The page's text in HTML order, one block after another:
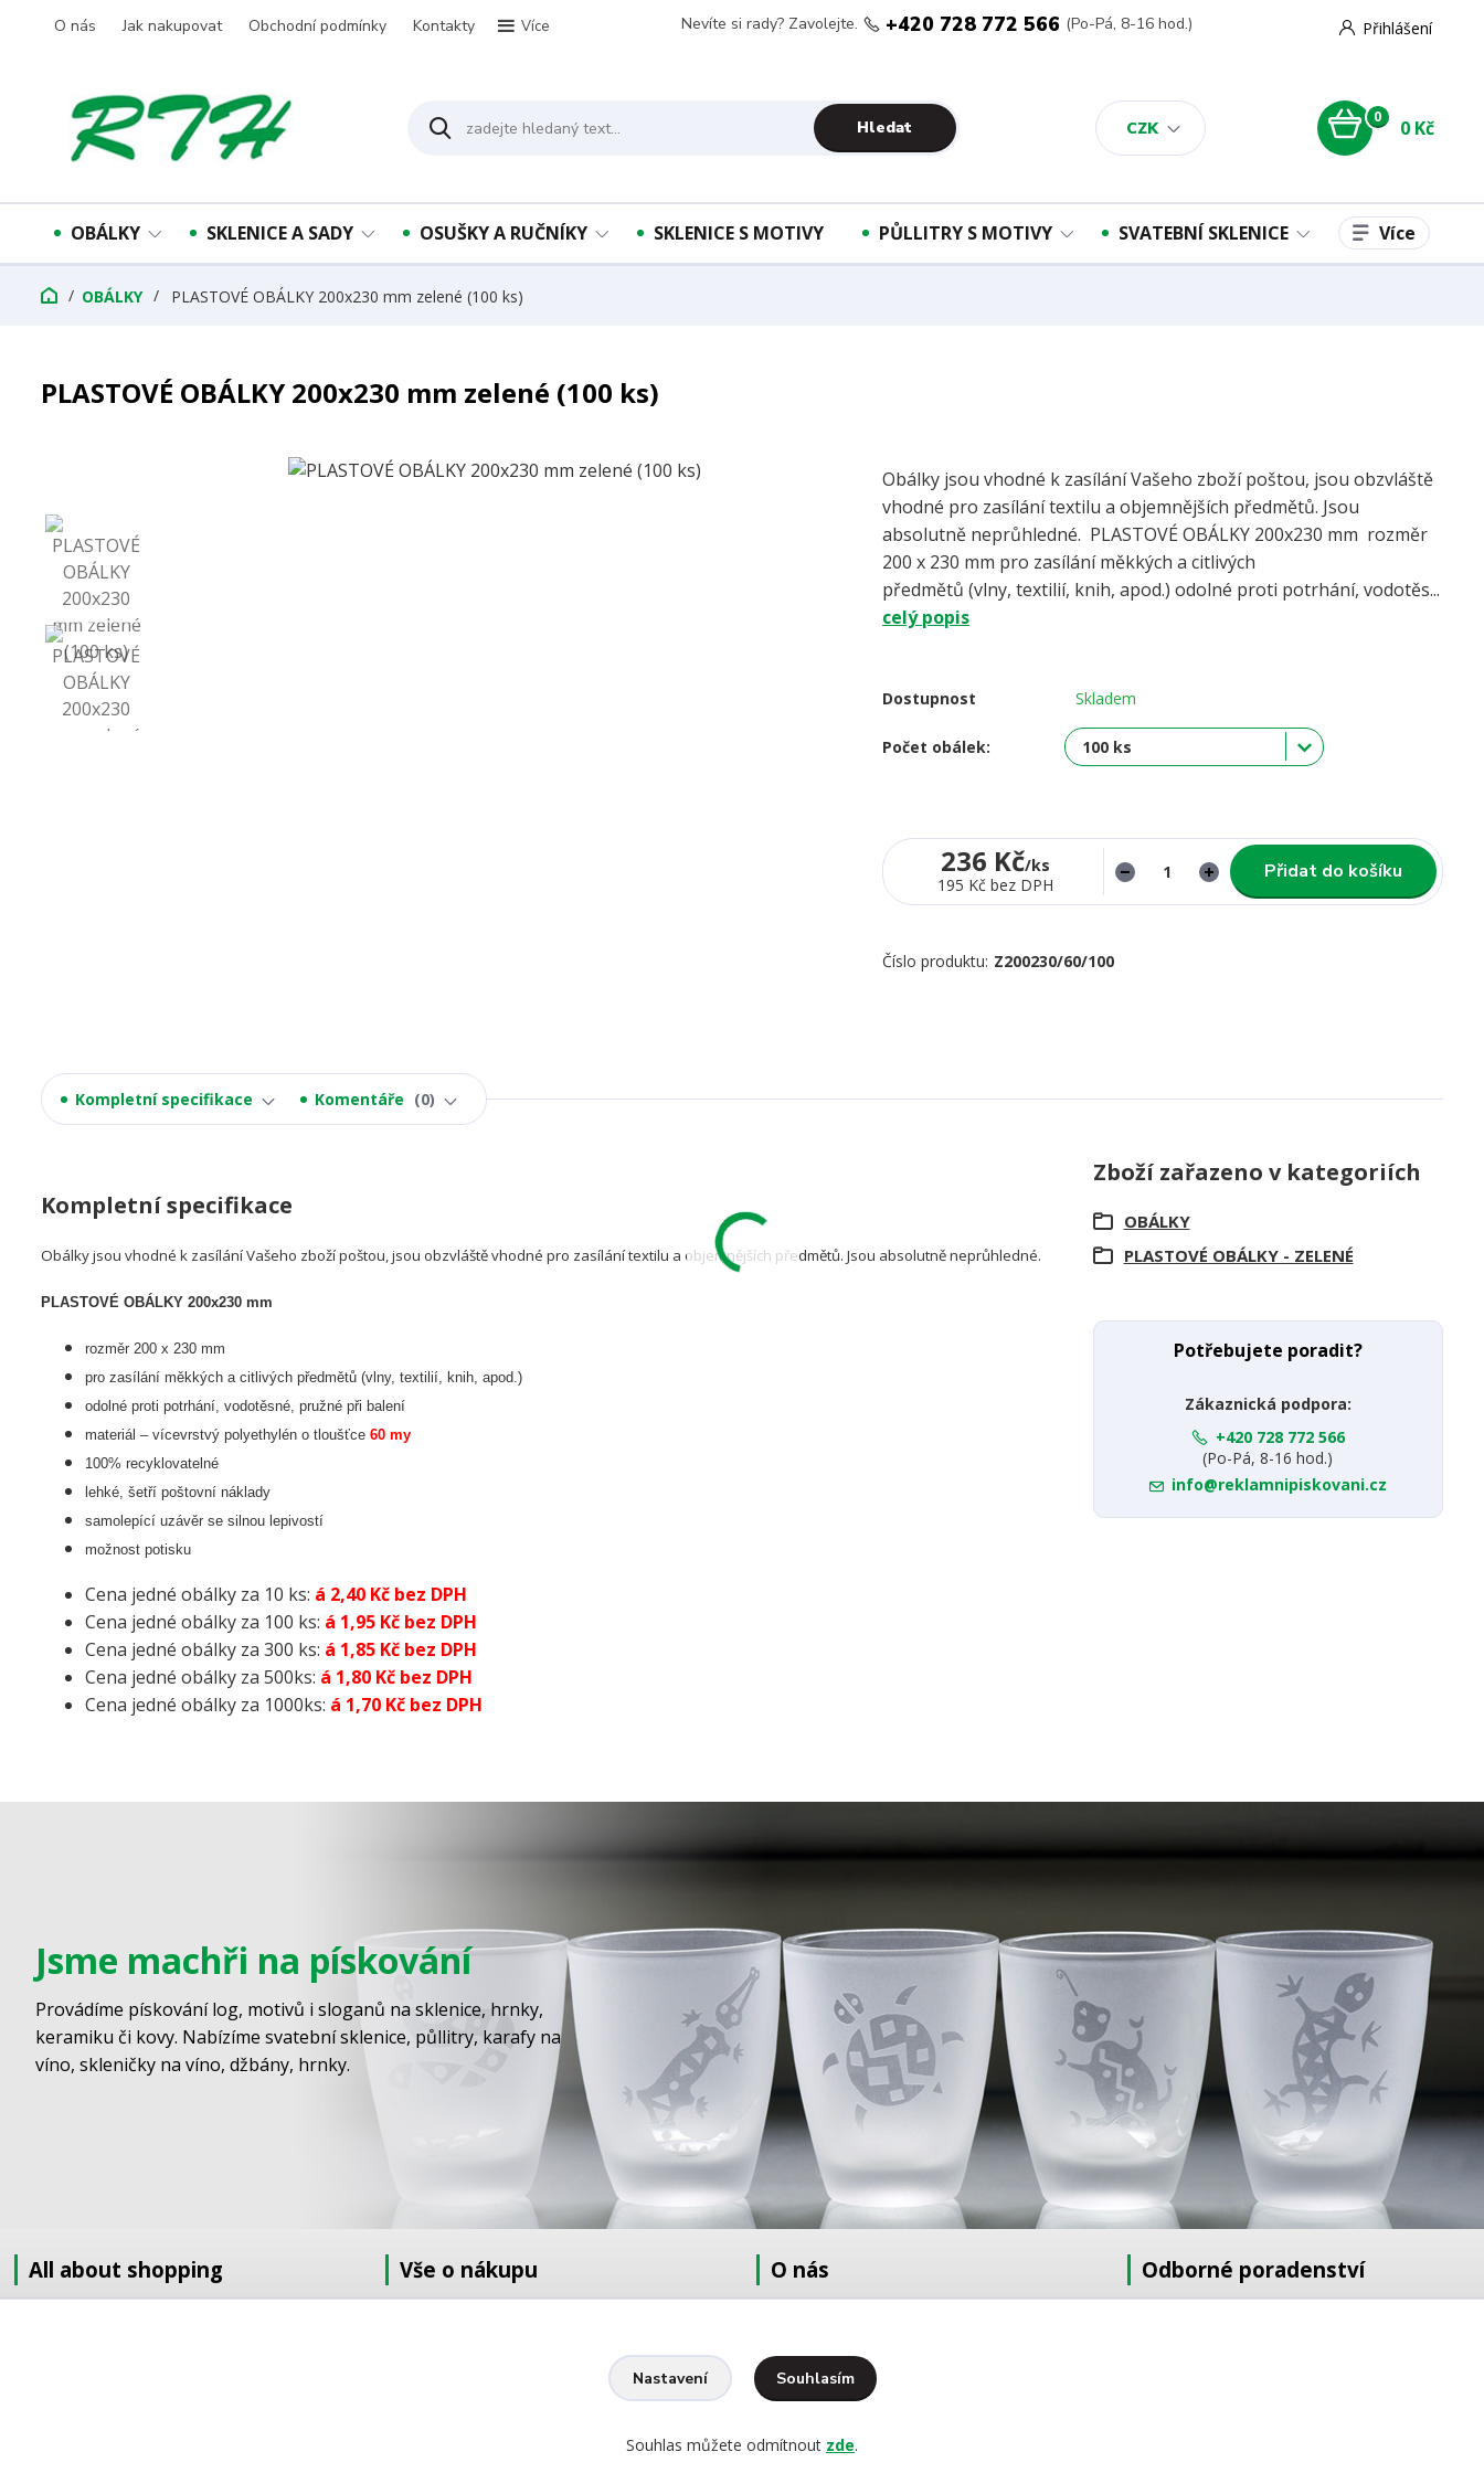
O nás Jak nakupovat Obchodní podmínky Kontakty Více
CZK
Přihlášení
Hledat
Nevíte si rady? Zavolejte. +420 728 772 566 (Po-Pá, 8-16 hod.)
0 0 Kč
OBÁLKY SKLENICE A SADY OSUŠKY A RUČNÍKY SKLENICE S MOTIVY PŮLLITRY S MOTIVY SVATEBNÍ SKLENICE Více
OBÁLKY PLASTOVÉ OBÁLKY 200x230 mm zelené (100 ks)
PLASTOVÉ OBÁLKY 200x230 mm zelené (100 ks)
Obálky jsou vhodné k zasílání Vašeho zboží poštou, jsou obzvláště
vhodné pro zasílání textilu a objemnějších předmětů. Jsou
absolutně neprůhledné. PLASTOVÉ OBÁLKY 200x230 mm rozměr
200 x 230 mm pro zasílání měkkých a citlivých
předmětů (vlny, textilií, knih, apod.) odolné proti potrhání, vodotěs...
celý popis
Dostupnost Skladem
Počet obálek:
236 Kč/ks
195 Kč bez DPH
Přidat do košíku
Číslo produktu: Z200230/60/100
Kompletní specifikace Komentáře 0
Kompletní specifikace
Obálky jsou vhodné k zasílání Vašeho zboží poštou, jsou obzvláště vhodné pro zasílání textilu a objemnějších předmětů. Jsou absolutně neprůhledné.
PLASTOVÉ OBÁLKY 200x230 mm
rozměr 200 x 230 mm
pro zasílání měkkých a citlivých předmětů (vlny, textilií, knih, apod.)
odolné proti potrhání, vodotěsné, pružné při balení
materiál – vícevrstvý polyethylén o tloušťce 60 my
100% recyklovatelné
lehké, šetří poštovní náklady
samolepící uzávěr se silnou lepivostí
možnost potisku
Cena jedné obálky za 10 ks: á 2,40 Kč bez DPH
Cena jedné obálky za 100 ks: á 1,95 Kč bez DPH
Cena jedné obálky za 300 ks: á 1,85 Kč bez DPH
Cena jedné obálky za 500ks: á 1,80 Kč bez DPH
Cena jedné obálky za 1000ks: á 1,70 Kč bez DPH
Zboží zařazeno v kategoriích
OBÁLKY
PLASTOVÉ OBÁLKY - ZELENÉ
Potřebujete poradit?
Zákaznická podpora:
+420 728 772 566
(Po-Pá, 8-16 hod.)
info@reklamnipiskovani.cz
Jsme machři na pískování
Provádíme pískování log, motivů i sloganů na sklenice, hrnky,
keramiku či kovy. Nabízíme svatební sklenice, půllitry, karafy na
víno, skleničky na víno, džbány, hrnky.
All about shopping Vše o nákupu O nás
Kontakty
Ochrana osobních údajů
Odborné poradenství
Nastavení Souhlasím
Souhlas můžete odmítnout zde.